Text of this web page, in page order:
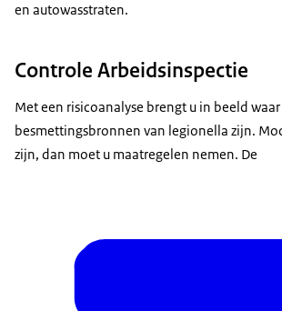
en autowasstraten.
Controle Arbeidsinspectie
Met een risicoanalyse brengt u in beeld
besmettingsbronnen van legionella zijn.
zijn, dan moet u maatregelen nemen. De